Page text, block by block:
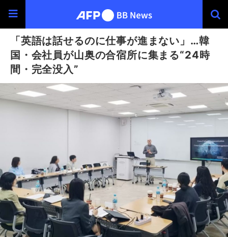
「英語は話せるのに仕事が進まない」…韓
国・会社員が山奥の合宿所に集まる“24時
間・完全没入”